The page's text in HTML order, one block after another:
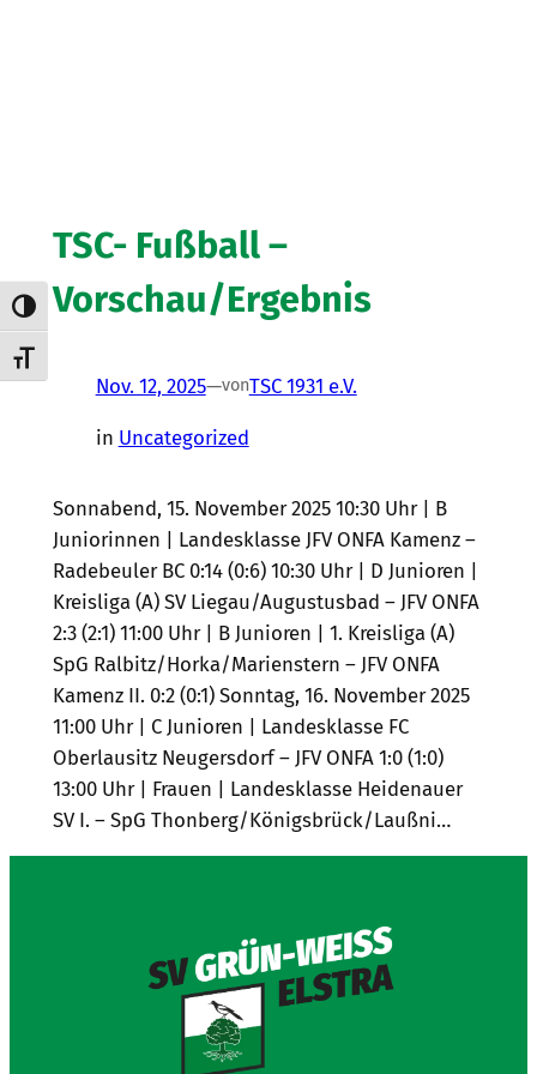
Umschalten auf hohe Kontraste
Schrift vergrößern
TSC- Fußball –
Vorschau/Ergebnis
Nov. 12, 2025—vonTSC 1931 e.V.
in Uncategorized
Sonnabend, 15. November 2025 10:30 Uhr | B
Juniorinnen | Landesklasse JFV ONFA Kamenz –
Radebeuler BC 0:14 (0:6) 10:30 Uhr | D Junioren |
Kreisliga (A) SV Liegau/Augustusbad – JFV ONFA
2:3 (2:1) 11:00 Uhr | B Junioren | 1. Kreisliga (A)
SpG Ralbitz/Horka/Marienstern – JFV ONFA
Kamenz II. 0:2 (0:1) Sonntag, 16. November 2025
11:00 Uhr | C Junioren | Landesklasse FC
Oberlausitz Neugersdorf – JFV ONFA 1:0 (1:0)
13:00 Uhr | Frauen | Landesklasse Heidenauer
SV I. – SpG Thonberg/Königsbrück/Laußni…